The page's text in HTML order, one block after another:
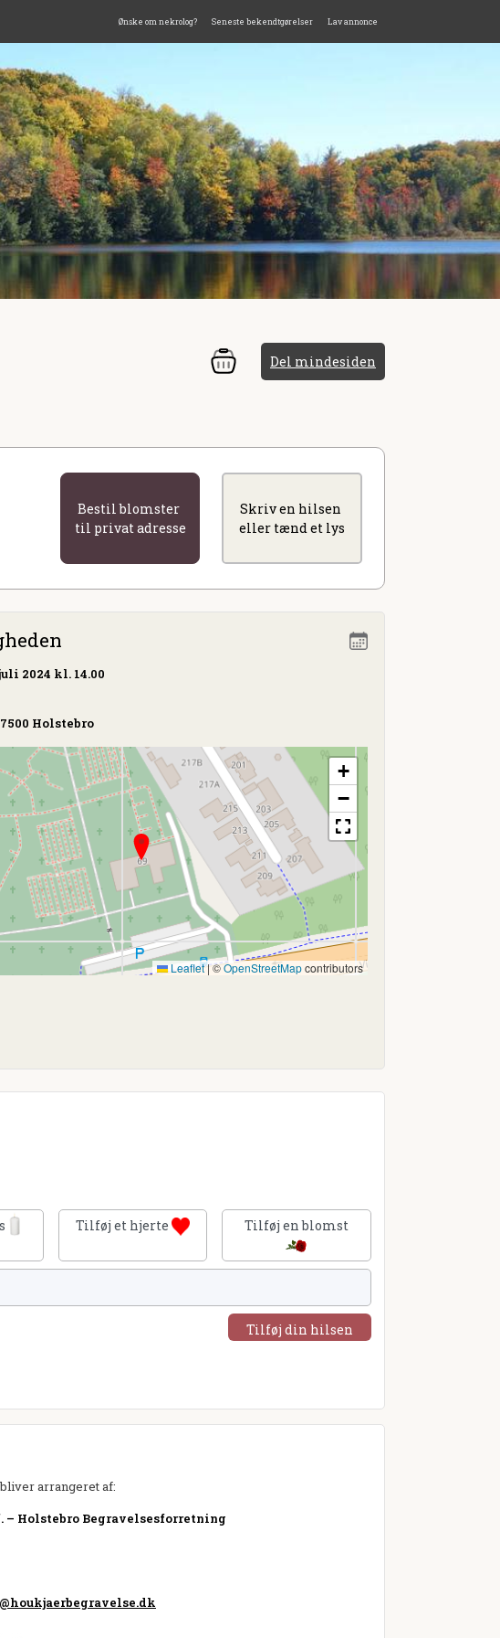
Ønske om nekrolog? Seneste bekendtgørelser Lav annonce
Del mindesiden
Bestil blomster
til privat adresse
Skriv en hilsen
eller tænd et lys
2024 kl. 14.00
Holstebro
+
−
Leaflet|©OpenStreetMapcontributors
Tilføj et hjerte Tilføj en blomst
Tilføj din hilsen
arrangeret af:
– Holstebro Begravelsesforretning